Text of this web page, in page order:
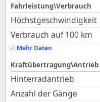
Fahrleistung\Verbrauch
Höchstgeschwindigkeit
Verbrauch auf 100 km
Mehr Daten
Kraftübertragung\Antrieb
Hinterradantrieb
Anzahl der Gänge